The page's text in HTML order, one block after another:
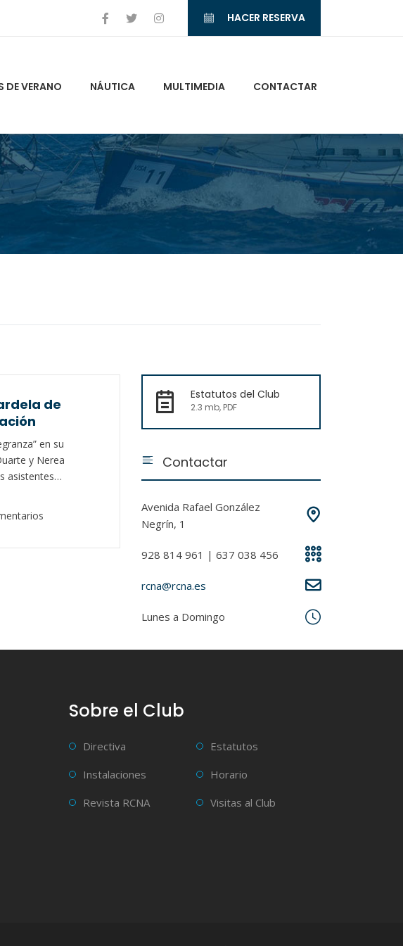
HACER RESERVA
DE VERANO NÁUTICA MULTIMEDIA CONTACTAR
de
en su
y Nerea
asistentes
“Sal, la
recorren
Estatutos del Club
2.3 mb, PDF
Contactar
Avenida Rafael González
Negrín, 1
928 814 961 | 637 038 456
rcna@rcna.es
Lunes a Domingo
Sobre el Club
Directiva
Estatutos
Instalaciones
Horario
Revista RCNA
Visitas al Club